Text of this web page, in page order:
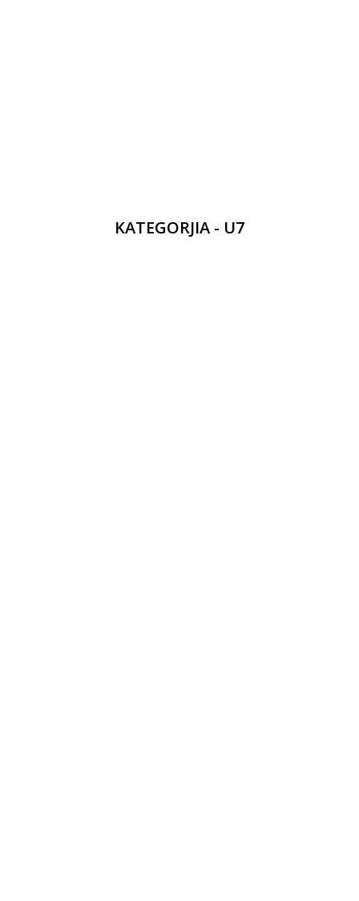
KATEGORJIA - U7